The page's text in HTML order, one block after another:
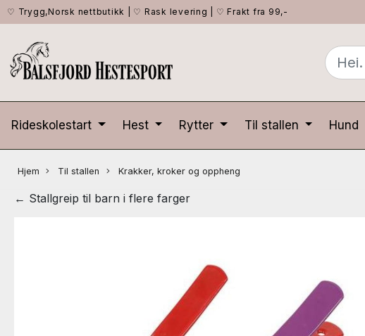
♡ Trygg,Norsk nettbutikk ♡ Rask levering ♡ Frakt fra 99,-
Rideskolestart Hest Rytter Til stallen Hund
Hjem Til stallen Krakker, kroker og oppheng
← Stallgreip til barn i flere farger